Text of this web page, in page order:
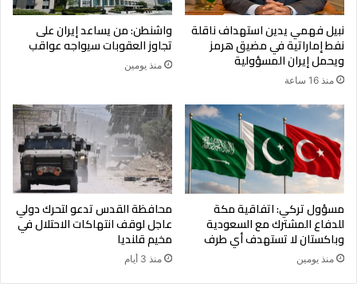
نبيل فهمي يدين استهداف ناقلة
نفط إماراتية في مضيق هرمز
ويحمل إيران المسؤولية
منذ 16 ساعة
واشنطن: من يساعد إيران على
تجاوز العقوبات سيواجه عواقب
منذ يومين
مسؤول تركي: اتفاقية مكة
للدفاع المشترك مع السعودية
وباكستان لا تستهدف أي طرف
منذ يومين
محافظة القدس تدعو لتحرك دولي
عاجل لوقف انتهاكات الاحتلال في
مخيم قلنديا
منذ 3 أيام